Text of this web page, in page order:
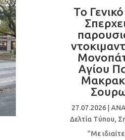
Το
Αγίου
27.07.2026 |
Δελτία Τύπου,
"Με